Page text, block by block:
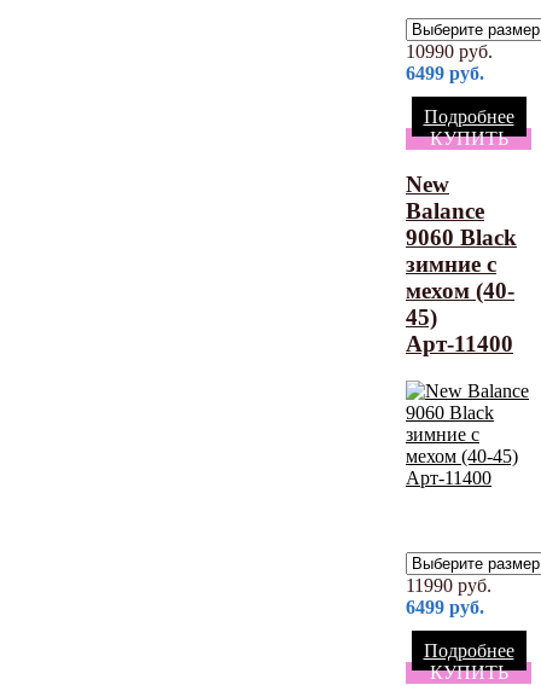
10990 руб.
6499 руб.
Подробнее
КУПИТЬ
New
Balance
9060 Black
зимние с
мехом (40-
45)
Арт-11400
11990 руб.
6499 руб.
Подробнее
КУПИТЬ